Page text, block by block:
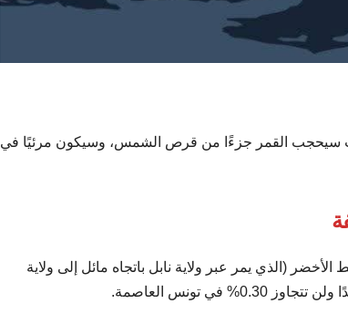
كسوفًا جزئيًا للشمس، حيث سيحجب القمر جزءًا من قرص الشمس، وسيكون مرئيًا في
(الذي يمر عبر ولاية نابل باتجاه مائل إلى ولاية
تونس العاصمة.